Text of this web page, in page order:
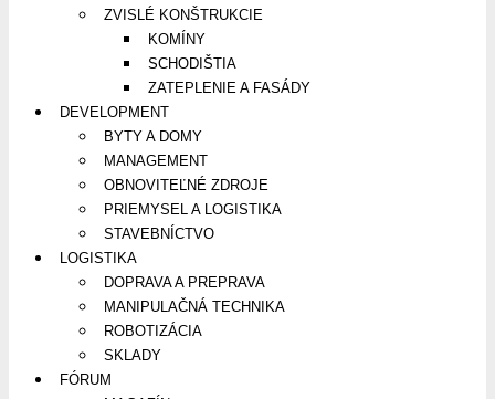
ZVISLÉ KONŠTRUKCIE
KOMÍNY
SCHODIŠTIA
ZATEPLENIE A FASÁDY
DEVELOPMENT
BYTY A DOMY
MANAGEMENT
OBNOVITEĽNÉ ZDROJE
PRIEMYSEL A LOGISTIKA
STAVEBNÍCTVO
LOGISTIKA
DOPRAVA A PREPRAVA
MANIPULAČNÁ TECHNIKA
ROBOTIZÁCIA
SKLADY
FÓRUM